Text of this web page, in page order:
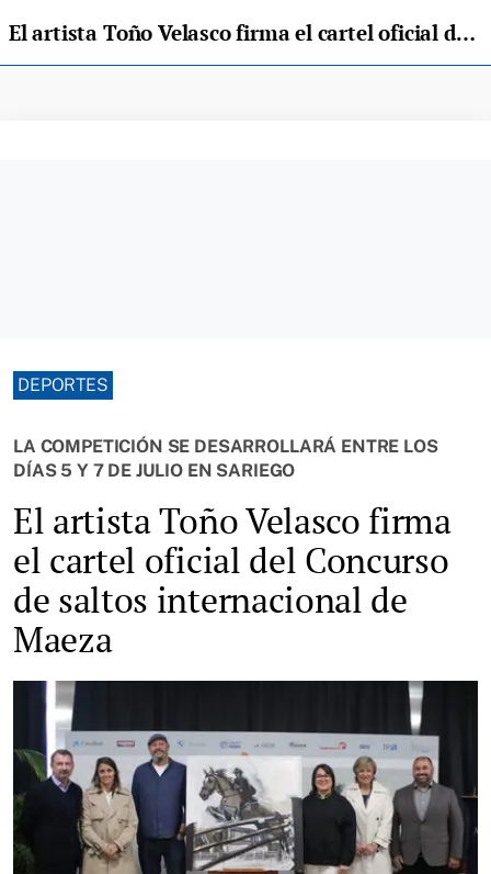
El artista Toño Velasco firma el cartel oficial del Concurso de saltos internacional de Maeza
DEPORTES
LA COMPETICIÓN SE DESARROLLARÁ ENTRE LOS
DÍAS 5 Y 7 DE JULIO EN SARIEGO
El artista Toño Velasco firma
el cartel oficial del Concurso
de saltos internacional de
Maeza